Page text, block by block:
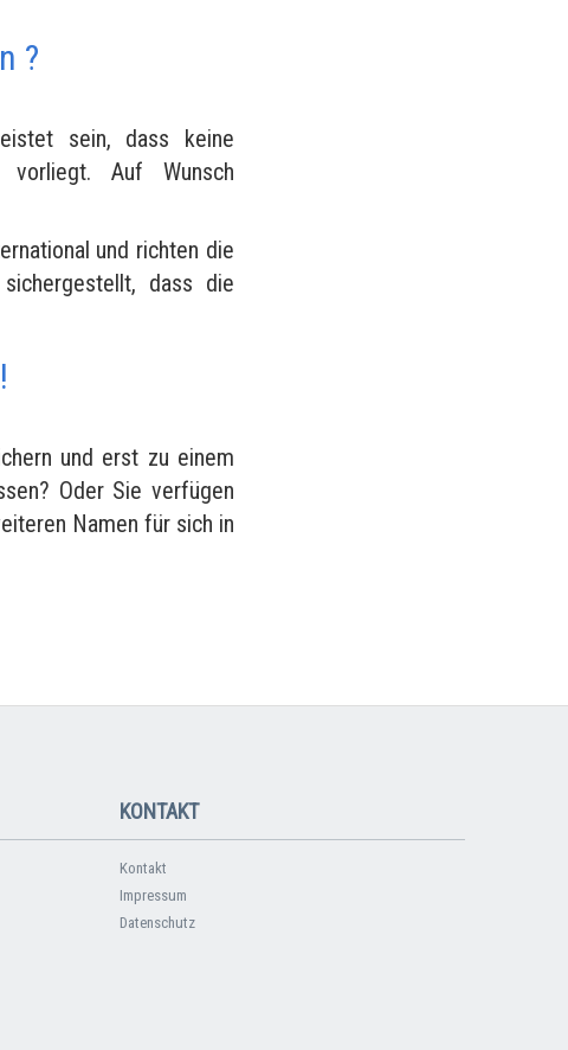
?
sein, dass keine
vorliegt. Auf Wunsch
und richten die
dass die
und erst zu einem
Oder Sie verfügen
Namen für sich in
KONTAKT
Kontakt
Impressum
Datenschutz